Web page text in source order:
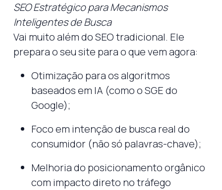
SEO Estratégico para Mecanismos
Inteligentes de Busca
Vai muito além do SEO tradicional. Ele
prepara o seu site para o que vem agora:
Otimização para os algoritmos
baseados em IA (como o SGE do
Google);
Foco em intenção de busca real do
consumidor (não só palavras-chave);
Melhoria do posicionamento orgânico
com impacto direto no tráfego